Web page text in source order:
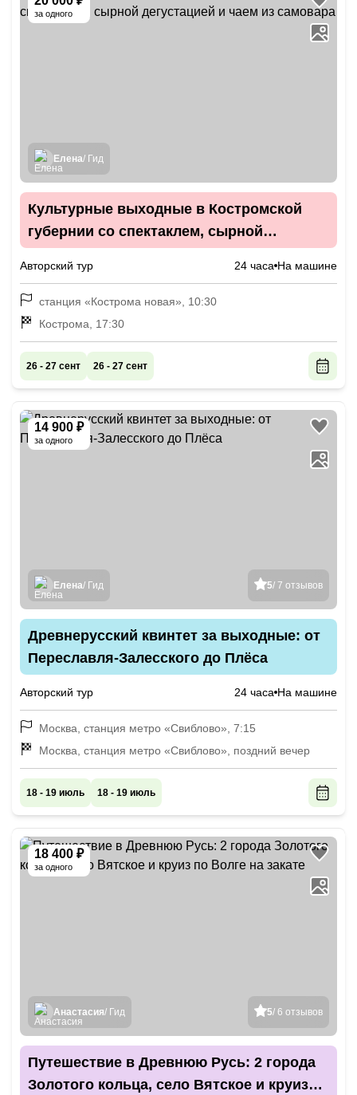
за одного
Елена/ Гид
Культурные выходные в Костромской
губернии со спектаклем, сырной
Авторский тур 24 часа На машине
станция «Кострома новая», 10:30
Кострома, 17:30
26 - 27 сент 26 - 27 сент
14 900 ₽
за одного
5/ 7 отзывов
Елена/ Гид
Древнерусский квинтет за выходные: от
Переславля-Залесского до Плёса
Авторский тур 24 часа На машине
Москва, станция метро «Свиблово», 7:15
Москва, станция метро «Свиблово», поздний вечер
18 - 19 июль 18 - 19 июль
18 400 ₽
за одного
5/ 6 отзывов
Анастасия/ Гид
Путешествие в Древнюю Русь: 2 города
Золотого кольца, село Вятское и круиз